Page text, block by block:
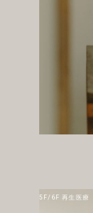
5F/6F 再生医療